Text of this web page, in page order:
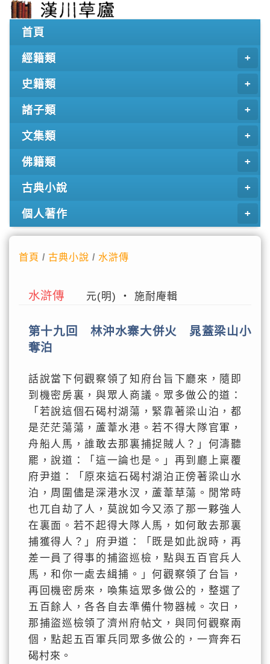
首頁
經籍類
史籍類
諸子類
文集類
佛籍類
古典小說
個人著作
首頁 /古典小說 / 水滸傳
水滸傳 元(明) ‧ 施耐庵輯
第十九回 林沖水寨大併火 晁蓋梁山小
奪泊
話說當下何觀察領了知府台旨下廳來，隨即
到機密房裏，與眾人商議。眾多做公的道：
「若說這個石碣村湖蕩，緊靠著梁山泊，都
是茫茫蕩蕩，蘆葦水港。若不得大隊官軍，
舟船人馬，誰敢去那裏捕捉賊人？」何濤聽
罷，說道：「這一論也是。」再到廳上稟覆
府尹道：「原來這石碣村湖泊正傍著梁山水
泊，周圍儘是深港水汊，蘆葦草蕩。閒常時
也兀自劫了人，莫說如今又添了那一夥強人
在裏面。若不起得大隊人馬，如何敢去那裏
捕獲得人？」府尹道：「既是如此說時，再
差一員了得事的捕盜巡檢，點與五百官兵人
馬，和你一處去緝捕。」何觀察領了台旨，
再回機密房來，喚集這眾多做公的，整選了
五百餘人，各各自去準備什物器械。次日，
那捕盜巡檢領了濟州府帖文，與同何觀察兩
個，點起五百軍兵同眾多做公的，一齊奔石
碣村來。